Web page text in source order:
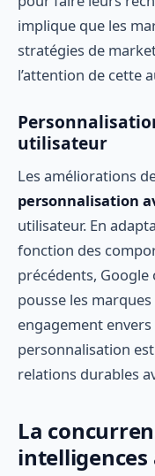
implique que les
stratégies de
l’attention de cette
utilisateur
Les améliorations
personnalisation
utilisateur. En
fonction des
précédents,
pousse les
engagement
personnalisation
relations durables
La